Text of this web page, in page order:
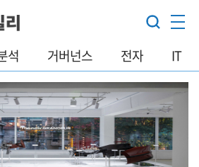
석 거버넌스 전자 IT